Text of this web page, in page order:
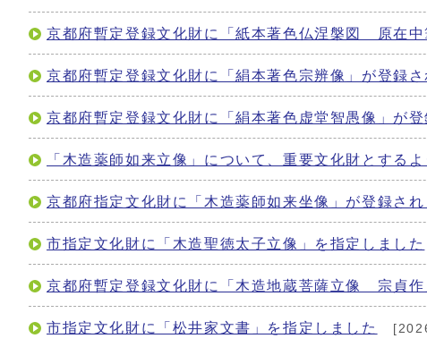
京都府暫定登録文化財に「紙本著色仏涅槃図 原在中
京都府暫定登録文化財に「絹本著色宗辨像」が登録さ
京都府暫定登録文化財に「絹本著色虚堂智愚像」が登
「木造薬師如来立像」について、重要文化財とする
京都府指定文化財に「木造薬師如来坐像」が登録され
市指定文化財に「木造聖徳太子立像」を指定しました
京都府暫定登録文化財に「木造地蔵菩薩立像 宗貞作
市指定文化財に「松井家文書」を指定しました